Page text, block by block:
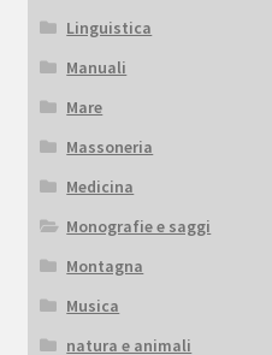
Linguistica
Manuali
Mare
Massoneria
Medicina
Monografie e saggi
Montagna
Musica
natura e animali